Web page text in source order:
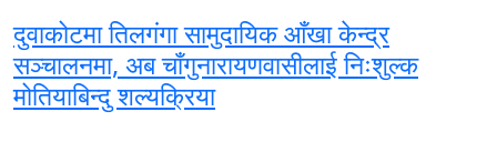
दुवाकोटमा तिलगंगा सामुदायिक आँखा केन्द्र
सञ्चालनमा, अब चाँगुनारायणवासीलाई निःशुल्क
मोतियाबिन्दु शल्यक्रिया